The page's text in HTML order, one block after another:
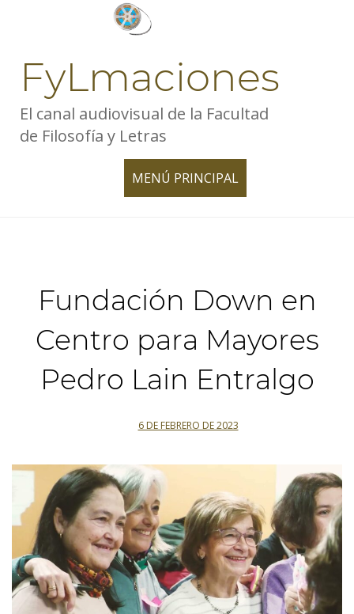
FyLmaciones
El canal audiovisual de la Facultad
de Filosofía y Letras
MENÚ PRINCIPAL
TOGGLE
Fundación Down en
Centro para Mayores
Pedro Lain Entralgo
6 DE FEBRERO DE 2023